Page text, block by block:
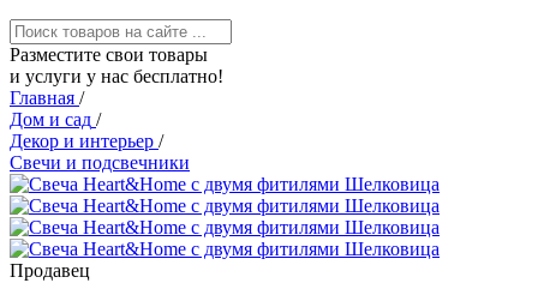
Разместите свои товары
и услуги у нас бесплатно!
Главная /
Дом и сад /
Декор и интерьер /
Свечи и подсвечники
Продавец